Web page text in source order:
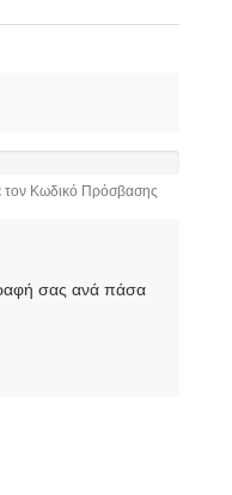
τον Κωδικό Πρόσβασης
σας ανά πάσα